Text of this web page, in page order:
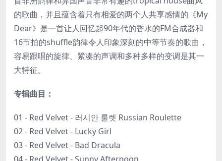
的歌曲，并且蕴含着只有相爱的两个人共享感情的《My
Dear》是一首让人回忆起90年代的香水的FM合成器和
16节拍的shuffle韵律令人印象深刻的中等节奏的歌曲，
容易跟唱的旋律、紧凑的声调和多种多样的变调是其一
大特征。
专辑曲目：
01 - Red Velvet - 러시안 룰렛 Russian Roulette
02 - Red Velvet - Lucky Girl
03 - Red Velvet - Bad Dracula